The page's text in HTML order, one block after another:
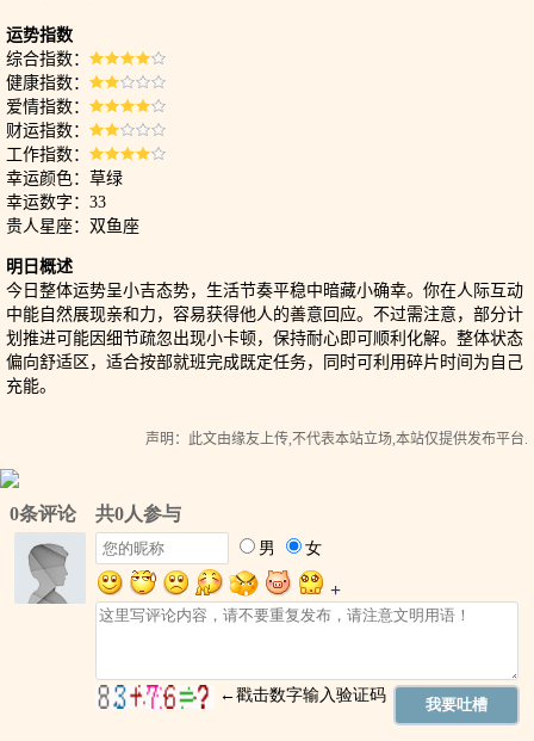
运势指数
综合指数：
健康指数：
爱情指数：
财运指数：
工作指数：
幸运颜色：草绿
幸运数字：33
贵人星座：双鱼座
明日概述
今日整体运势呈小吉态势，生活节奏平稳中暗藏小确幸。你在人际互动
中能自然展现亲和力，容易获得他人的善意回应。不过需注意，部分计
划推进可能因细节疏忽出现小卡顿，保持耐心即可顺利化解。整体状态
偏向舒适区，适合按部就班完成既定任务，同时可利用碎片时间为自己
充能。
声明：此文由缘友上传,不代表本站立场,本站仅提供发布平台.